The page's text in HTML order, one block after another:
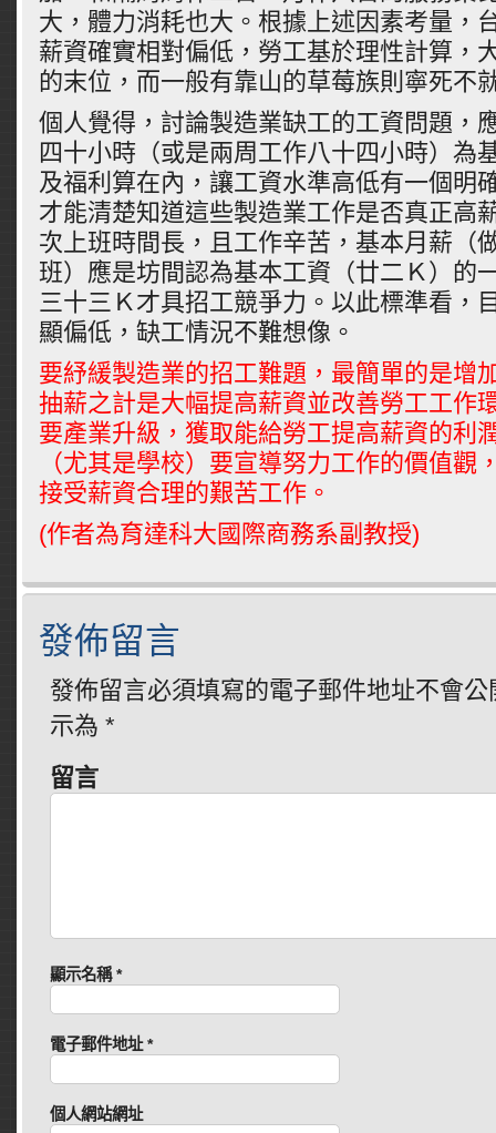
大，體力消耗也大。根據上述因素考量，
薪資確實相對偏低，勞工基於理性計算，
的末位，而一般有靠山的草莓族則寧死不
個人覺得，討論製造業缺工的工資問題，
四十小時（或是兩周工作八十四小時）為
及福利算在內，讓工資水準高低有一個明
才能清楚知道這些製造業工作是否真正高
次上班時間長，且工作辛苦，基本月薪（
班）應是坊間認為基本工資（廿二Ｋ）的
三十三Ｋ才具招工競爭力。以此標準看，
顯偏低，缺工情況不難想像。
要紓緩製造業的招工難題，最簡單的是增
抽薪之計是大幅提高薪資並改善勞工工作
要產業升級，獲取能給勞工提高薪資的利
（尤其是學校）要宣導努力工作的價值觀
接受薪資合理的艱苦工作。
(作者為育達科大國際商務系副教授)
發佈留言
發佈留言必須填寫的電子郵件地址不會公
示為 *
留言
顯示名稱*
電子郵件地址*
個人網站網址